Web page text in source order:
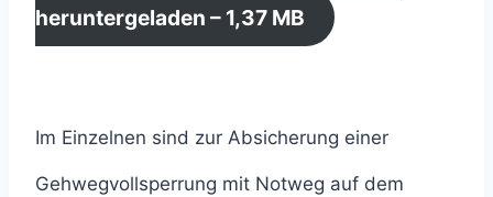
heruntergeladen – 1,37 MB
Im Einzelnen sind zur Absicherung einer
Gehwegvollsperrung mit Notweg auf dem